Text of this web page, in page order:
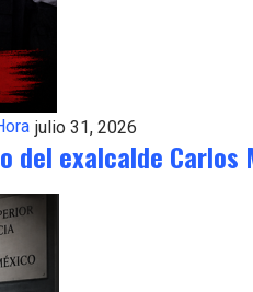
julio 31, 2026
del exalcalde Carlos